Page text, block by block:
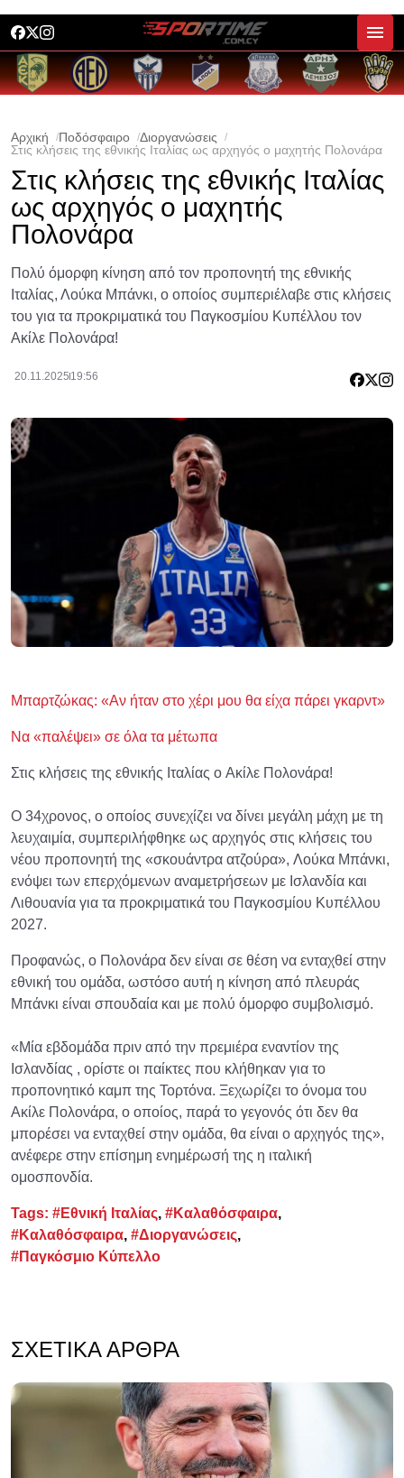
Αρχική Ποδόσφαιρο
Διοργανώσεις
Στις κλήσεις της εθνικής Ιταλίας ως αρχηγός ο μαχητής Πολονάρα
Στις κλήσεις της εθνικής Ιταλίας
ως αρχηγός ο μαχητής
Πολονάρα
Πολύ όμορφη κίνηση από τον προπονητή της εθνικής
Ιταλίας, Λούκα Μπάνκι, ο οποίος συμπεριέλαβε στις κλήσεις
του για τα προκριματικά του Παγκοσμίου Κυπέλλου τον
Ακίλε Πολονάρα!
20.11.2025 19:56
Μπαρτζώκας: «Αν ήταν στο χέρι μου θα είχα πάρει γκαρντ»
Να «παλέψει» σε όλα τα μέτωπα
Στις κλήσεις της εθνικής Ιταλίας ο Ακίλε Πολονάρα!
Ο 34χρονος, ο οποίος συνεχίζει να δίνει μεγάλη μάχη με τη
λευχαιμία, συμπεριλήφθηκε ως αρχηγός στις κλήσεις του
νέου προπονητή της «σκουάντρα ατζούρα», Λούκα Μπάνκι,
ενόψει των επερχόμενων αναμετρήσεων με Ισλανδία και
Λιθουανία για τα προκριματικά του Παγκοσμίου Κυπέλλου
2027.
Προφανώς, ο Πολονάρα δεν είναι σε θέση να ενταχθεί στην
εθνική του ομάδα, ωστόσο αυτή η κίνηση από πλευράς
Μπάνκι είναι σπουδαία και με πολύ όμορφο συμβολισμό.
«Μία εβδομάδα πριν από την πρεμιέρα εναντίον της
Ισλανδίας , ορίστε οι παίκτες που κλήθηκαν για το
προπονητικό καμπ της Τορτόνα. Ξεχωρίζει το όνομα του
Ακίλε Πολονάρα, ο οποίος, παρά το γεγονός ότι δεν θα
μπορέσει να ενταχθεί στην ομάδα, θα είναι ο αρχηγός της»,
ανέφερε στην επίσημη ενημέρωσή της η ιταλική
ομοσπονδία.
Tags: #Εθνική Ιταλίας, #Καλαθόσφαιρα,
#Καλαθόσφαιρα, #Διοργανώσεις,
#Παγκόσμιο Κύπελλο
ΣΧΕΤΙΚΆ ΆΡΘΡΑ